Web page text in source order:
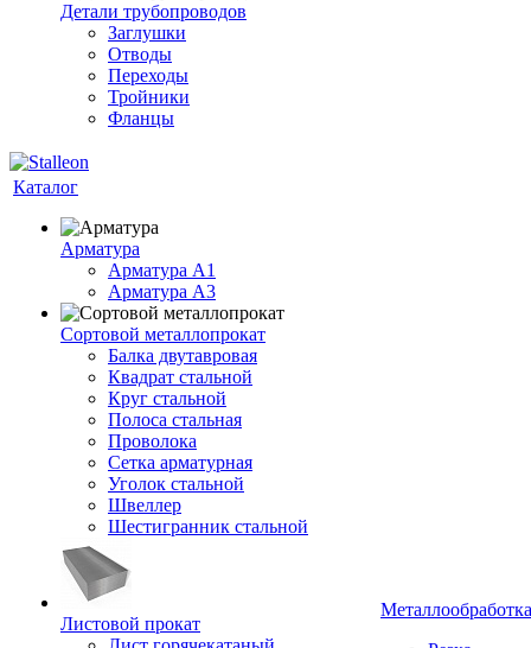
Детали трубопроводов
Заглушки
Отводы
Переходы
Тройники
Фланцы
Каталог
Арматура
Арматура A1
Арматура А3
Сортовой металлопрокат
Балка двутавровая
Квадрат стальной
Круг стальной
Полоса стальная
Проволока
Сетка арматурная
Уголок стальной
Швеллер
Шестигранник стальной
Листовой прокат
Металлообработка